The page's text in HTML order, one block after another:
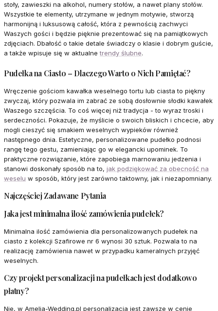
stoły, zawieszki na alkohol, numery stołów, a nawet plany stołów.
Wszystkie te elementy, utrzymane w jednym motywie, stworzą
harmonijną i luksusową całość, która z pewnością zachwyci
Waszych gości i będzie pięknie prezentować się na pamiątkowych
zdjęciach. Dbałość o takie detale świadczy o klasie i dobrym guście,
a także wpisuje się w aktualnetrendy ślubne.
Pudełka na Ciasto – Dlaczego Warto o Nich Pamiętać?
Wręczenie gościom kawałka weselnego tortu lub ciasta to piękny
zwyczaj, który pozwala im zabrać ze sobą dosłownie słodki kawałek
Waszego szczęścia. To coś więcej niż tradycja - to wyraz troski i
serdeczności. Pokazuje, że myślicie o swoich bliskich i chcecie, aby
mogli cieszyć się smakiem weselnych wypieków również
następnego dnia. Estetyczne, personalizowane pudełko podnosi
rangę tego gestu, zamieniając go w elegancki upominek. To
praktyczne rozwiązanie, które zapobiega marnowaniu jedzenia i
stanowi doskonały sposób na to, jak podziękować za obecność na
weselu w sposób, który jest zarówno taktowny, jak i niezapomniany.
Najczęściej Zadawane Pytania
Jaka jest minimalna ilość zamówienia pudełek?
Minimalna ilość zamówienia dla personalizowanych pudełek na
ciasto z kolekcji Szafirowe nr 6 wynosi 30 sztuk. Pozwala to na
realizację zamówienia nawet w przypadku kameralnych przyjęć
weselnych.
Czy projekt personalizacji na pudełkach jest dodatkowo
płatny?
Nie, w Amelia-Wedding.pl personalizacja jest zawsze w cenie